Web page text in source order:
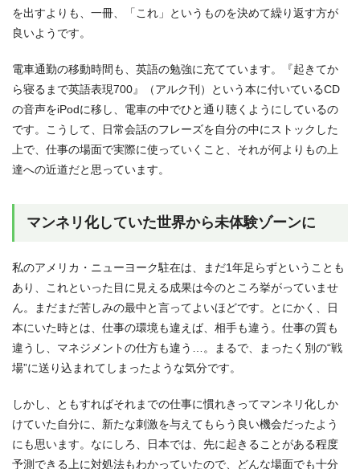
を出すよりも、一冊、「これ」というものを決めて繰り返す方が
良いようです。
電車通勤の移動時間も、英語の勉強に充てています。『起きてか
ら寝るまで英語表現700』（アルク刊）という本に付いているCD
の音声をiPodに移し、電車の中でひと通り聴くようにしているの
です。こうして、日常会話のフレーズを自分の中にストックした
上で、仕事の場面で実際に使っていくこと、それが何よりもの上
達への近道だと思っています。
マンネリ化していた世界から未体験ゾーンに
私のアメリカ・ニューヨーク駐在は、まだ1年足らずということも
あり、これといった目に見える成果は今のところ挙がっていませ
ん。まだまだ苦しみの最中と言ってよいほどです。とにかく、日
本にいた時とは、仕事の環境も違えば、相手も違う。仕事の質も
違うし、マネジメントの仕方も違う…。まるで、まったく別の“戦
場”に送り込まれてしまったような気分です。
しかし、ともすればそれまでの仕事に慣れきってマンネリ化しか
けていた自分に、新たな刺激を与えてもらう良い機会だったよう
にも思います。なにしろ、日本では、先に起きることがある程度
予測できる上に対処法もわかっていたので、どんな場面でも十分